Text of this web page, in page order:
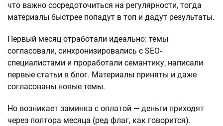
что важно сосредоточиться на регулярности, тогда
материалы быстрее попадут в топ и дадут результаты.
Первый месяц отработали идеально: темы
согласовали, синхронизировались с SEO-
специалистами и проработали семантику, написали
первые статьи в блог. Материалы приняты и даже
согласованы новые темы.
Но возникает заминка с оплатой — деньги приходят
через полтора месяца (ред флаг, как говорится).